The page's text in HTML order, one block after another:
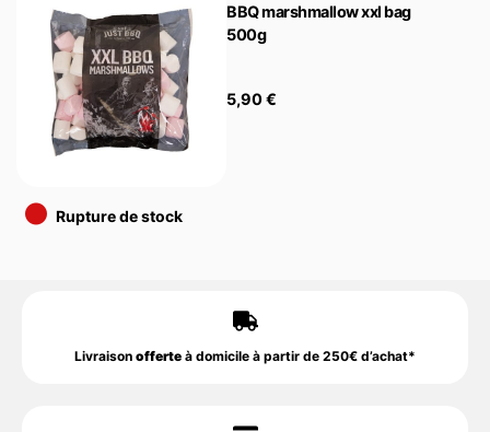
BBQ marshmallow xxl bag
500g
5,90€
• Rupture de stock
Livraison offerte à domicile à partir de 250€ d’achat*